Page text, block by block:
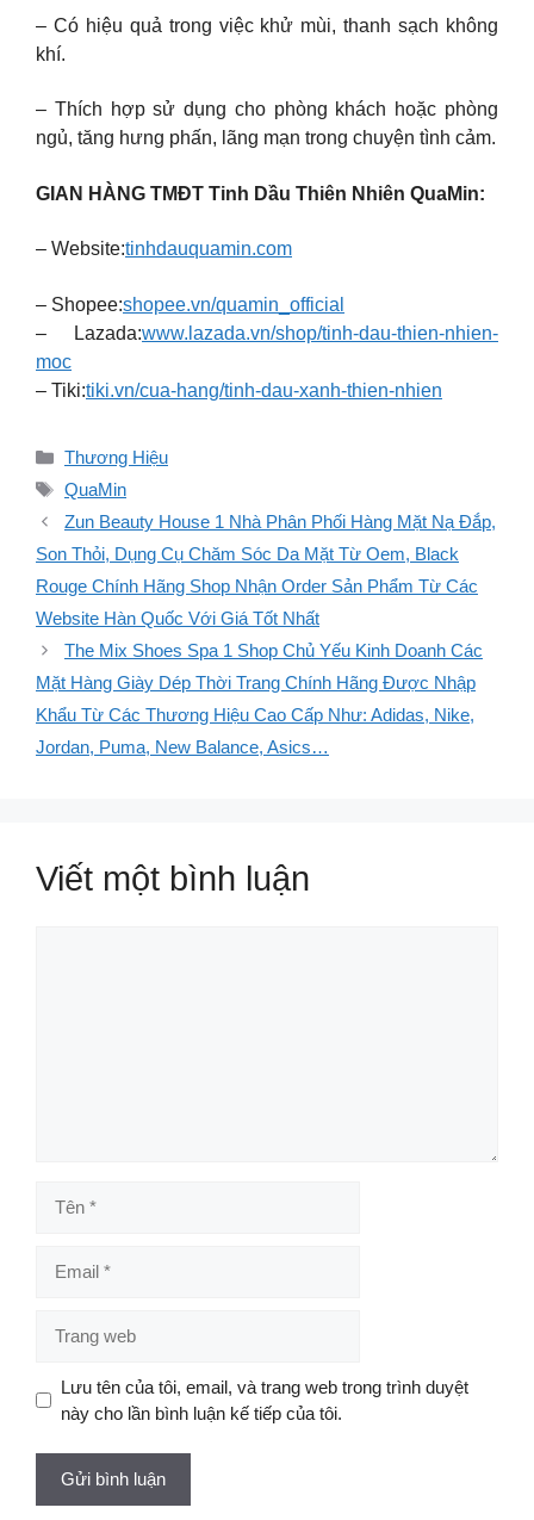
– Có hiệu quả trong việc khử mùi, thanh sạch không
khí.
– Thích hợp sử dụng cho phòng khách hoặc phòng
ngủ, tăng hưng phấn, lãng mạn trong chuyện tình cảm.
GIAN HÀNG TMĐT Tinh Dầu Thiên Nhiên QuaMin:
– Website:tinhdauquamin.com
– Shopee:shopee.vn/quamin_official
– Lazada:www.lazada.vn/shop/tinh-dau-thien-nhien-
moc
– Tiki:tiki.vn/cua-hang/tinh-dau-xanh-thien-nhien
Danh
mục
Thương Hiệu
Thẻ
QuaMin
Zun Beauty House 1 Nhà Phân Phối Hàng Mặt Nạ Đắp,
Son Thỏi, Dụng Cụ Chăm Sóc Da Mặt Từ Oem, Black
Rouge Chính Hãng Shop Nhận Order Sản Phẩm Từ Các
Website Hàn Quốc Với Giá Tốt Nhất
The Mix Shoes Spa 1 Shop Chủ Yếu Kinh Doanh Các
Mặt Hàng Giày Dép Thời Trang Chính Hãng Được Nhập
Khẩu Từ Các Thương Hiệu Cao Cấp Như: Adidas, Nike,
Jordan, Puma, New Balance, Asics…
Viết một bình luận
web
Lưu tên của tôi, email, và trang web trong trình duyệt
này cho lần bình luận kế tiếp của tôi.